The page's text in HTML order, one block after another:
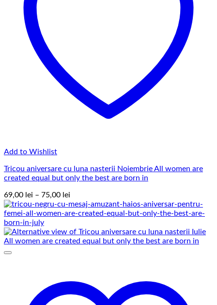
Add to Wishlist
Tricou aniversare cu luna nasterii Noiembrie All women are
created equal but only the best are born in
69,00 lei – 75,00 lei
de
prețuri:
până
la